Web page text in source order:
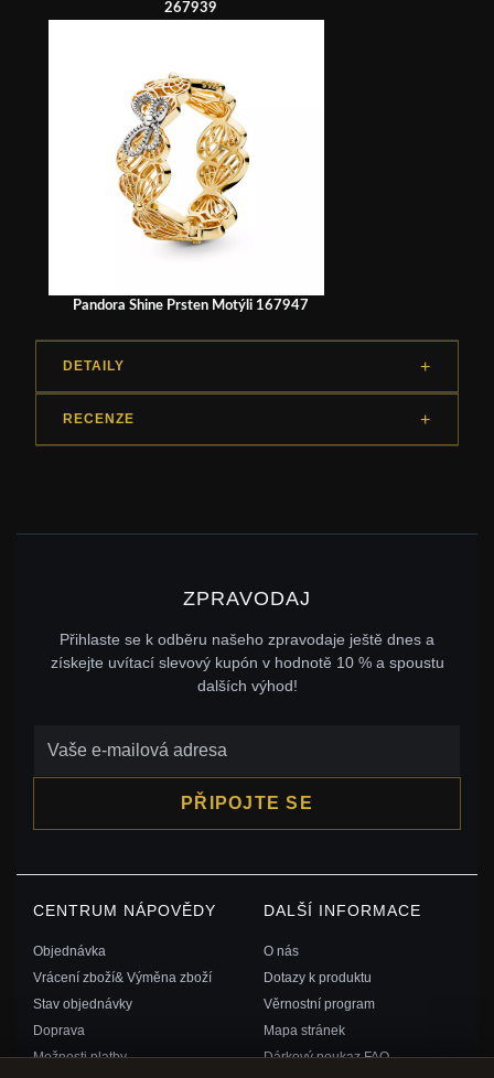
267939
Pandora Shine Prsten Motýli 167947
DETAILY
RECENZE
ZPRAVODAJ
Přihlaste se k odběru našeho zpravodaje ještě dnes a
získejte uvítací slevový kupón v hodnotě 10 % a spoustu
dalších výhod!
PŘIPOJTE SE
CENTRUM NÁPOVĚDY
Objednávka
Vrácení zboží& Výměna zboží
Stav objednávky
Doprava
Možnosti platby
DALŠÍ INFORMACE
O nás
Dotazy k produktu
Věrnostní program
Mapa stránek
Dárkový poukaz FAQ